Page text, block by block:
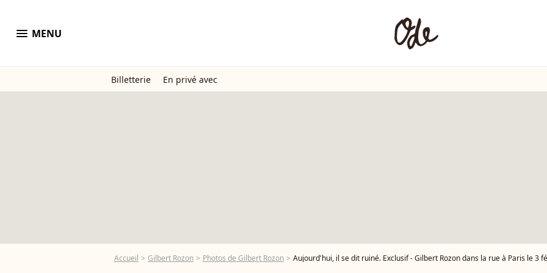
menu MENU
Billetterie En privé avec
Accueil Gilbert Rozon Photos de Gilbert Rozon Aujourd'hui, il se dit ruiné. Exclusif - Gilbert Rozon dans la rue à Paris le 3